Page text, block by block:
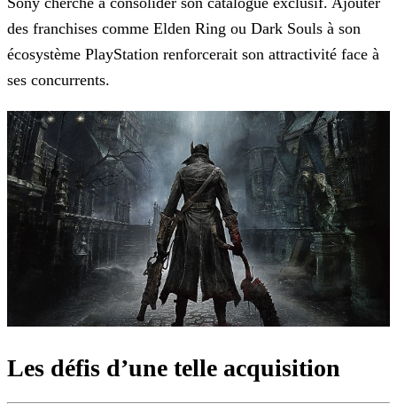
des franchises comme Elden Ring ou Dark Souls à son
écosystème PlayStation renforcerait son attractivité face à
ses concurrents.
Les défis d’une telle acquisition